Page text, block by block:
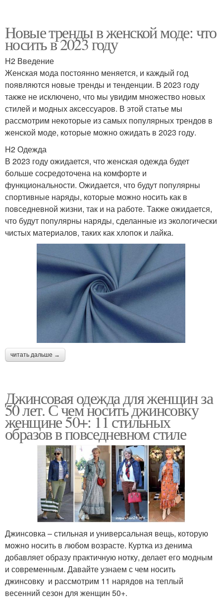
Новые тренды в женской моде: что
носить в 2023 году
H2 Введение
Женская мода постоянно меняется, и каждый год
появляются новые тренды и тенденции. В 2023 году
также не исключено, что мы увидим множество новых
стилей и модных аксессуаров. В этой статье мы
рассмотрим некоторые из самых популярных трендов в
женской моде, которые можно ожидать в 2023 году.
H2 Одежда
В 2023 году ожидается, что женская одежда будет
больше сосредоточена на комфорте и
функциональности. Ожидается, что будут популярны
спортивные наряды, которые можно носить как в
повседневной жизни, так и на работе. Также ожидается,
что будут популярны наряды, сделанные из экологически
чистых материалов, таких как хлопок и лайка.
читать дальше →
Джинсовая одежда для женщин за
50 лет. С чем носить джинсовку
женщине 50+: 11 стильных
образов в повседневном стиле
Джинсовка – стильная и универсальная вещь, которую
можно носить в любом возрасте. Куртка из денима
добавляет образу практичную нотку, делает его модным
и современным. Давайте узнаем с чем носить
джинсовку и рассмотрим 11 нарядов на теплый
весенний сезон для женщин 50+.